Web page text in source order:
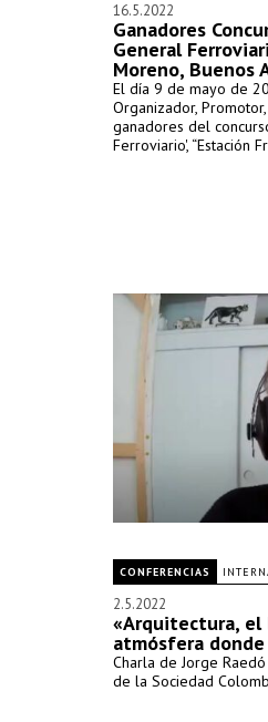
16.5.2022
Ganadores
General
Moreno, Buenos
El día 9 de mayo de
Organizador,
ganadores del
Ferroviario', “Estación
CONFERENCIAS
2.5.2022
«Arquitectura, el
atmósfera donde
Charla de Jorge Raedó
de la Sociedad